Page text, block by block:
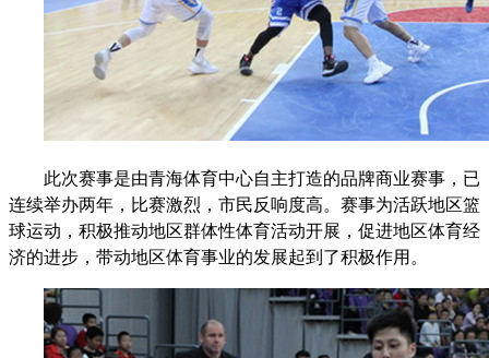
此次赛事是由青海体育中心自主打造的品牌商业赛事，已
连续举办两年，比赛激烈，市民反响度高。赛事为活跃地区篮
球运动，积极推动地区群体性体育活动开展，促进地区体育经
济的进步，带动地区体育事业的发展起到了积极作用。